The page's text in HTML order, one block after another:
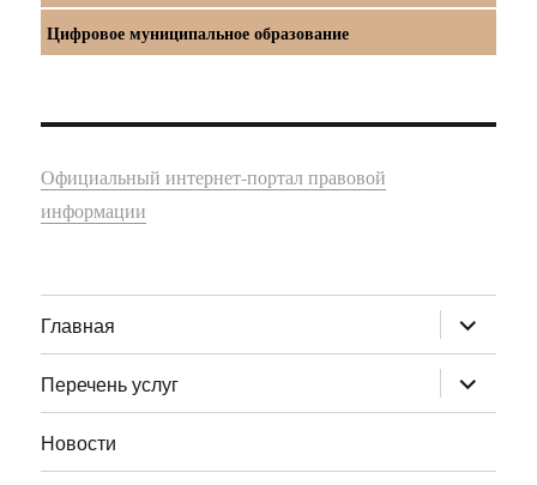
Цифровое муниципальное образование
Официальный интернет-портал правовой
информации
Главная раскрыть
дочернее
меню
Перечень услуг
раскрыть
дочернее
меню
Новости